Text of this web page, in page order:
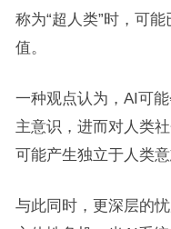
称为“超人类”时，可
值。
一种观点认为，AI可
主意识，进而对人类
可能产生独立于人类
与此同时，更深层的